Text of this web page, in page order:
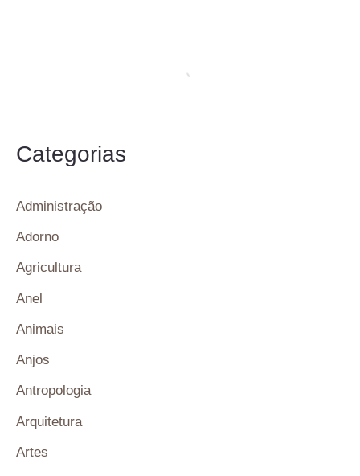
Categorias
Administração
Adorno
Agricultura
Anel
Animais
Anjos
Antropologia
Arquitetura
Artes